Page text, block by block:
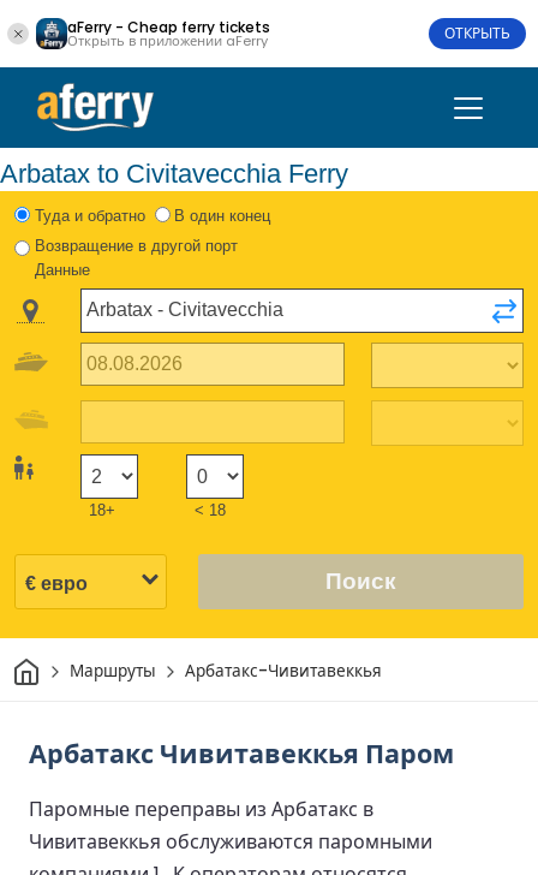
aFerry - Cheap ferry tickets
Открыть в приложении aFerry ОТКРЫТЬ
Arbatax to Civitavecchia Ferry
Туда и обратно
В один конец
Возвращение в другой порт
Данные
18+ < 18
Поиск
ДомМаршруты Арбатакс-Чивитавеккья
Арбатакс Чивитавеккья Паром
Паромные переправы из Арбатакс в
Чивитавеккья обслуживаются паромными